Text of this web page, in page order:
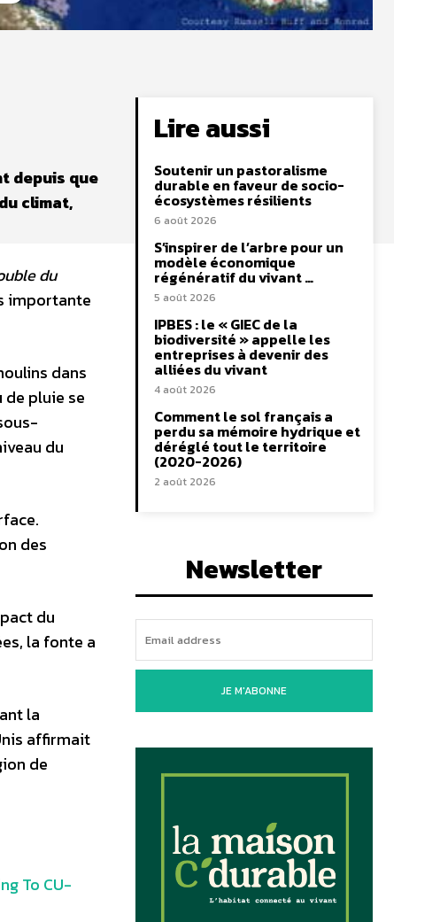
depuis que
climat,
du
importante
dans
pluie se
du
des
du
la fonte a
la
affirmait
de
To CU-
Lire aussi
Soutenir un pastoralisme
durable en faveur de socio-
écosystèmes résilients
6 août 2026
S’inspirer de l’arbre pour un
modèle économique
régénératif du vivant …
5 août 2026
IPBES : le « GIEC de la
biodiversité » appelle les
entreprises à devenir des
alliées du vivant
4 août 2026
Comment le sol français a
perdu sa mémoire hydrique et
déréglé tout le territoire
(2020-2026)
2 août 2026
Newsletter
JE M'ABONNE